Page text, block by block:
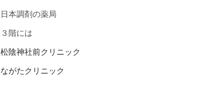
日本調剤の薬局
３階には
松陰神社前クリニック
ながたクリニック